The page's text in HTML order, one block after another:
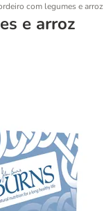
com legumes e
e arroz